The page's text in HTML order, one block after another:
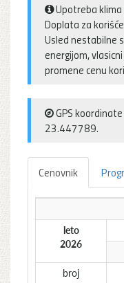
Upotreba klima
Doplata za
Usled nestabilne
energijom,
promene cenu
GPS
23.447789.
Cenovnik
leto
2026
broj